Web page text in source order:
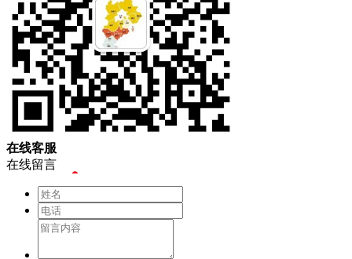
在线客服
在线留言